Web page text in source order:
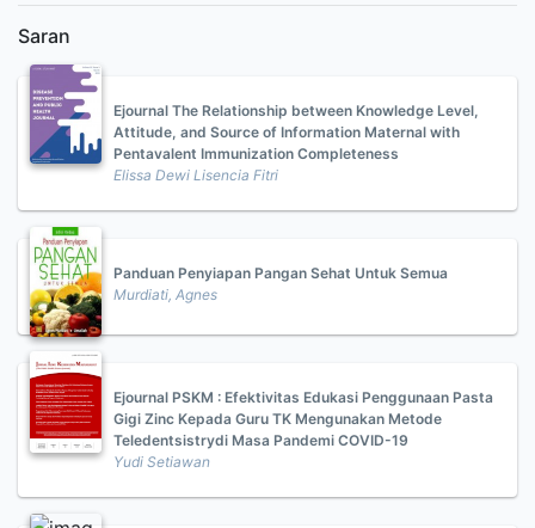
Saran
Ejournal The Relationship between Knowledge Level,
Attitude, and Source of Information Maternal with
Pentavalent Immunization Completeness
Elissa Dewi Lisencia Fitri
Panduan Penyiapan Pangan Sehat Untuk Semua
Murdiati, Agnes
Ejournal PSKM : Efektivitas Edukasi Penggunaan Pasta
Gigi Zinc Kepada Guru TK Mengunakan Metode
Teledentsistrydi Masa Pandemi COVID-19
Yudi Setiawan